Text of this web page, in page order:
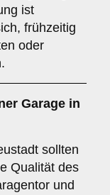
ist
frühzeitig
oder
Garage in
sollten
Qualität des
und